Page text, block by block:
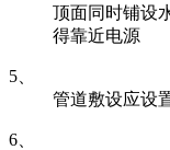
顶面同时铺设
得靠近电源
5、
管道敷设应设
6、